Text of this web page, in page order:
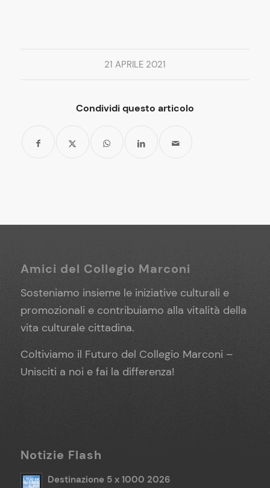
21 APRILE 2021
Condividi questo articolo
Amici del Collegio Marconi
Sosteniamo insieme le iniziative culturali e
promozionali e contribuiamo alla vitalità della
vita culturale cittadina.
Coltiviamo il Futuro del Collegio Marconi –
Unisciti a noi e fai la differenza!
Notizie Flash
Destinazione 5 x 1000 2026